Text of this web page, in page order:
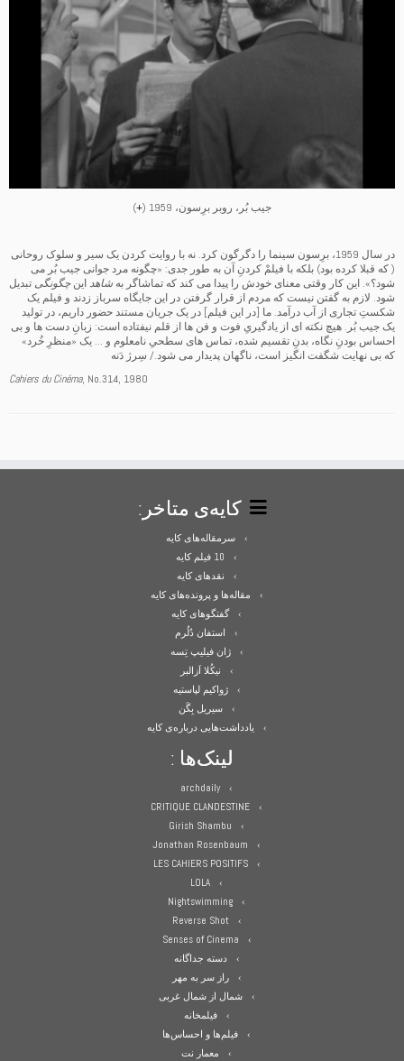
جیب بُر، روبر برِسون، 1959 ( +
)
در سال 1959، برِسون سینما را دگرگون کرد. نه با روایت کردن یک سیر و سلوک روحانی
( که قبلا کرده بود) بلکه با فیلمْ کردنِ آن به طور جدی: «چگونه مرد جوانی جیب بُر می
شود؟». این کار وقتی معنای خودش را پیدا می کند که تماشاگر به شاهد اینچگونگی تبدیل
شود. لازم به گفتن نیست که مردم از قرار گرفتن در این جایگاه سرباز زدند و فیلم یک
شکستِ تجاری از آب درآمد. ما [در این فیلم] در یک جریان مستند حضور داریم، در تولید
یک جیب بُر. هیچ نکته ای از یادگیریِ فوت و فن ها از قلم نیفتاده است: زبانِ دست ها و بی
احساس بودنِ نگاه، بدنِ تقسیم شده، تماس های سطحیِ نامعلوم و … یک «منظرِ خُرد»
که بی نهایت شگفت انگیز است، ناگهان پدیدار می شود./ سِرژ دَنه
Cahiers du Cinéma, No.314, 1980
کایه‌ی متاخر:
سرمقاله‌های کایه
10 فیلم کایه
نقدهای کایه
مقاله‌ها و پرونده‌های کایه
گفتگوهای کایه
استفان دُلُرم
ژان فیلیپ تِسه
نیکُلا اَزالبر
ژواکیم لپاستیه
سیریل بِگَن
یادداشت‌هایی درباره‌ی کایه
لینک‌ها :
archdaily
CRITIQUE CLANDESTINE
Girish Shambu
Jonathan Rosenbaum
LES CAHIERS POSITIFS
LOLA
Nightswimming
Reverse Shot
Senses of Cinema
دسته جداگانه
راز سر به مهر
شمال از شمال غربی
فیلمخانه
فیلم‌ها و احساس‌ها
معمار نت